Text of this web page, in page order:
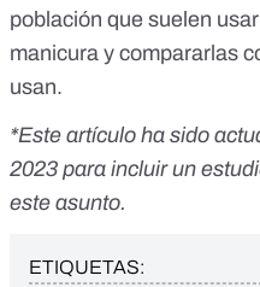
población que suelen
manicura y compararlas
usan.
*Este artículo ha sido
2023 para incluir un
este asunto.
ETIQUETAS: